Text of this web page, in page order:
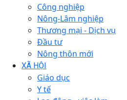
Công nghiệp
Nông-Lâm nghiệp
Thương mại - Dịch vụ
Đầu tư
Nông thôn mới
XÃ HỘI
Giáo dục
Y tế